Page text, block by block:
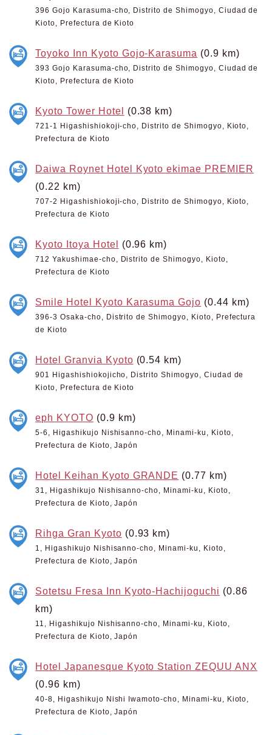
396 Gojo Karasuma-cho, Distrito de Shimogyo, Ciudad de
Kioto, Prefectura de Kioto
Toyoko Inn Kyoto Gojo-Karasuma (0.9 km)
393 Gojo Karasuma-cho, Distrito de Shimogyo, Ciudad de
Kioto, Prefectura de Kioto
Kyoto Tower Hotel (0.38 km)
721-1 Higashishiokoji-cho, Distrito de Shimogyo, Kioto,
Prefectura de Kioto
Daiwa Roynet Hotel Kyoto ekimae PREMIER
(0.22 km)
707-2 Higashishiokoji-cho, Distrito de Shimogyo, Kioto,
Prefectura de Kioto
Kyoto Itoya Hotel (0.96 km)
712 Yakushimae-cho, Distrito de Shimogyo, Kioto,
Prefectura de Kioto
Smile Hotel Kyoto Karasuma Gojo (0.44 km)
396-3 Osaka-cho, Distrito de Shimogyo, Kioto, Prefectura
de Kioto
Hotel Granvia Kyoto (0.54 km)
901 Higashishiokojicho, Distrito Shimogyo, Ciudad de
Kioto, Prefectura de Kioto
eph KYOTO (0.9 km)
5-6, Higashikujo Nishisanno-cho, Minami-ku, Kioto,
Prefectura de Kioto, Japón
Hotel Keihan Kyoto GRANDE (0.77 km)
31, Higashikujo Nishisanno-cho, Minami-ku, Kioto,
Prefectura de Kioto, Japón
Rihga Gran Kyoto (0.93 km)
1, Higashikujo Nishisanno-cho, Minami-ku, Kioto,
Prefectura de Kioto, Japón
Sotetsu Fresa Inn Kyoto-Hachijoguchi (0.86
km)
11, Higashikujo Nishisanno-cho, Minami-ku, Kioto,
Prefectura de Kioto, Japón
Hotel Japanesque Kyoto Station ZEQUU ANX
(0.96 km)
40-8, Higashikujo Nishi Iwamoto-cho, Minami-ku, Kioto,
Prefectura de Kioto, Japón